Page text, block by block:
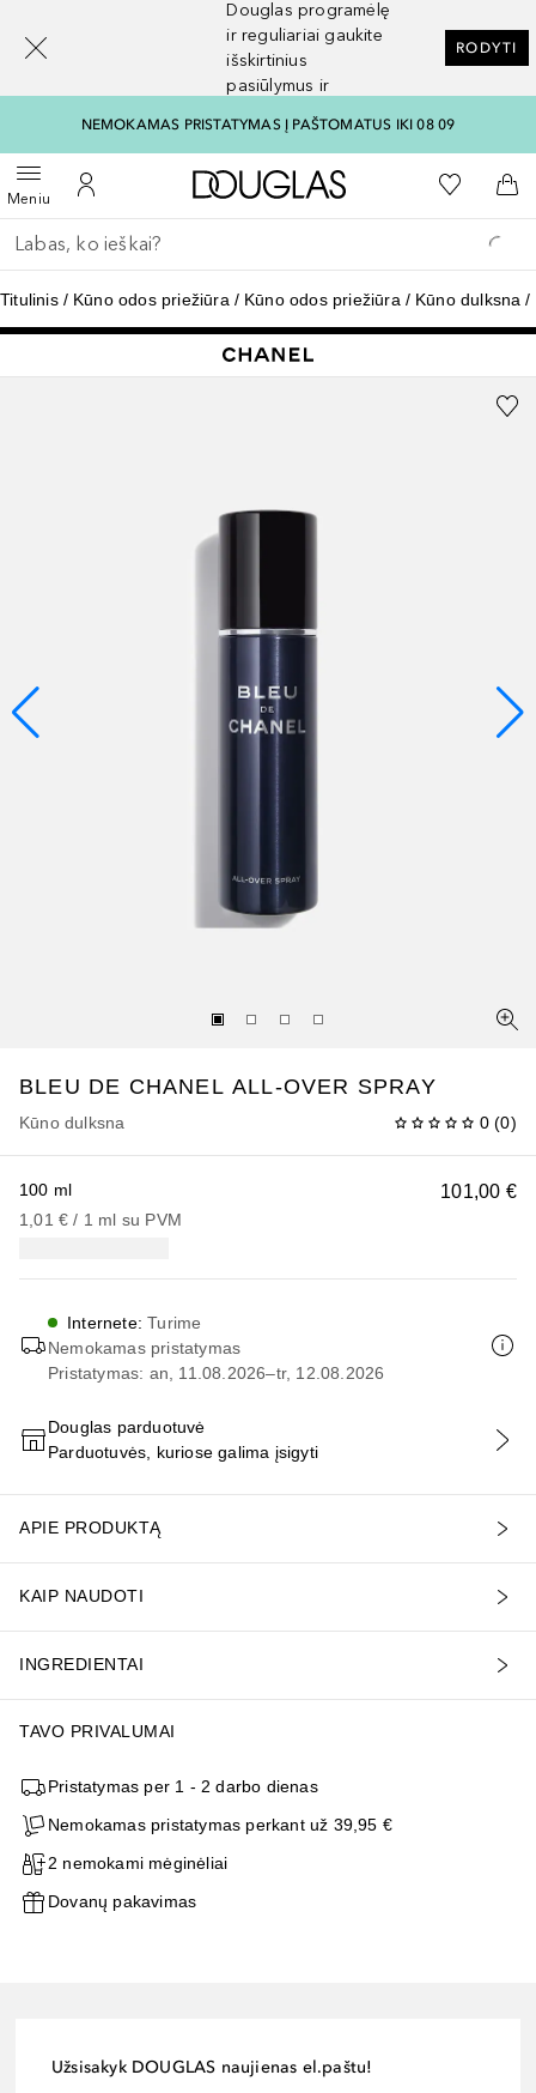
Douglas programėlę
ir reguliariai gaukite
išskirtinius
pasiūlymus ir
RODYTI
NEMOKAMAS PRISTATYMAS Į PAŠTOMATUS IKI 08 09
MeniuAtidaryti meniuĮ mano paskyrą
Į Douglas pagrindinį
Į mano
Į
Grįžk atgal
Vykdykite paiešką
Titulinis Kūno odos priežiūra Kūno odos priežiūra Kūno dulksna
BLEU DE CHANEL ALL-OVER SPRAY
Kūno dulksna 0 (0)
101,00 €
100 ml
1,01 € / 1 ml su PVM
Internete:Turime
Nemokamas pristatymas
Pristatymas: an, 11.08.2026–tr, 12.08.2026
PRIDĖTI Į KREPŠELĮ
Douglas parduotuvė
Parduotuvės, kuriose galima įsigyti
APIE PRODUKTĄ
KAIP NAUDOTI
INGREDIENTAI
TAVO PRIVALUMAI
Pristatymas per 1 - 2 darbo dienas
Nemokamas pristatymas perkant už 39,95 €
2 nemokami mėginėliai
Dovanų pakavimas
Užsisakyk DOUGLAS naujienas el.paštu!
[navigation.slideout.screenreader]